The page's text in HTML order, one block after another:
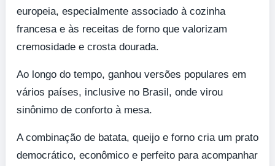
europeia, especialmente associado à cozinha
francesa e às receitas de forno que valorizam
cremosidade e crosta dourada.
Ao longo do tempo, ganhou versões populares em
vários países, inclusive no Brasil, onde virou
sinônimo de conforto à mesa.
A combinação de batata, queijo e forno cria um prato
democrático, econômico e perfeito para acompanhar